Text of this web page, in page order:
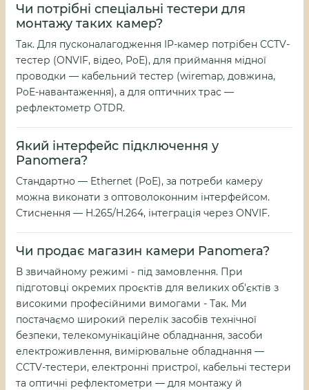
Чи потрібні спеціальні тестери для
монтажу таких камер?
Так. Для пусконалагодження IP-камер потрібен CCTV-
тестер (ONVIF, відео, PoE), для приймання мідної
проводки — кабельний тестер (wiremap, довжина,
PoE-навантаження), а для оптичних трас —
рефлектометр OTDR.
Який інтерфейс підключення у
Panomera?
Стандартно — Ethernet (PoE), за потреби камеру
можна виконати з оптоволоконним інтерфейсом.
Стиснення — H.265/H.264, інтеграція через ONVIF.
Чи продає магазин камери Panomera?
В звичайному режимі - під замовлення. При
підготовці окремих проєктів для великих об'єктів з
високими професійними вимогами - Так. Ми
постачаємо широкий перелік засобів технічної
безпеки, телекомунікаційне обладнання, засоби
електроживлення, вимірювальне обладнання —
CCTV-тестери, електронні пристрої, кабельні тестери
та оптичні рефлектометри — для монтажу й